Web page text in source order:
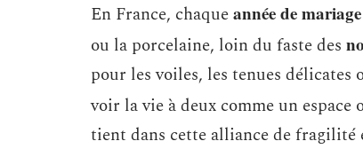
En France, chaqueannée de mariage
ou la porcelaine, loin du faste des
pour les voiles, les tenues
voir la vie à deux comme un
tient dans cette alliance de fragilité